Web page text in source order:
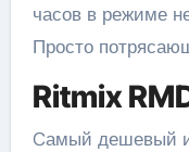
часов в режиме
Просто
Ritmix
Cамый дешевый